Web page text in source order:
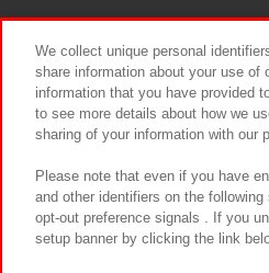
We collect unique personal
share information about your use of
information that you have provided
to see more details about how we
sharing of your information with our
Please note that even if you have
and other identifiers on the
opt-out preference signals . If you
setup banner by clicking the link